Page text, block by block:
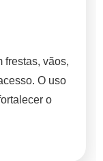
frestas, vãos,
O uso
o